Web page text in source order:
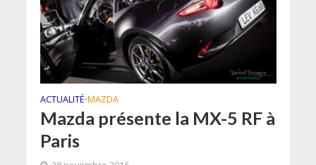
ACTUALITÉ•MAZDA
Mazda présente la MX-5 RF à
Paris